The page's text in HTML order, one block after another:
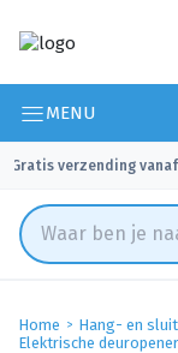
MENU
Gratis verzending
Home Hang- en
Elektrische deuropener